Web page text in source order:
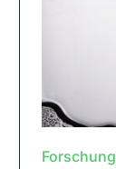
Forschung